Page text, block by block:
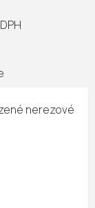
nerezové